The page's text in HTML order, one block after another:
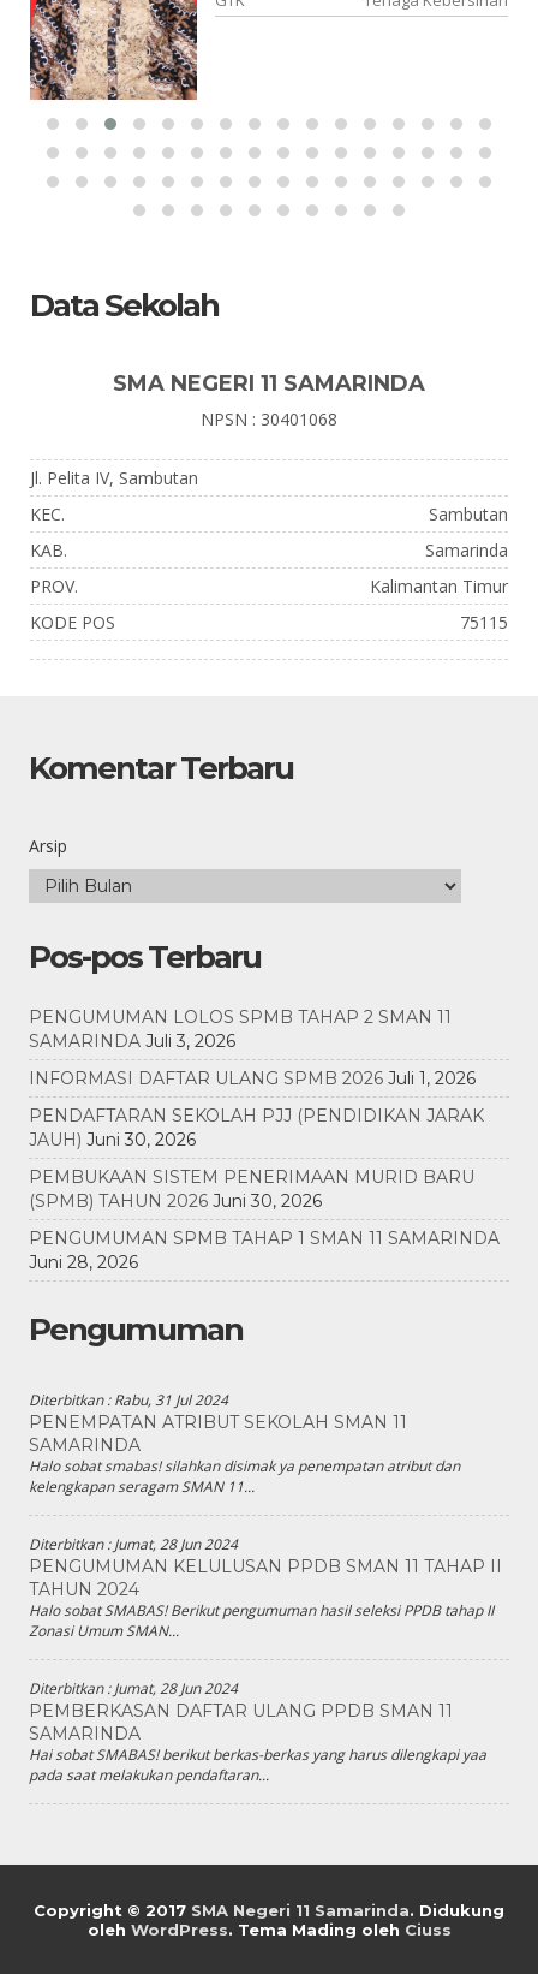
Data Sekolah
SMA NEGERI 11 SAMARINDA
NPSN : 30401068
Jl. Pelita IV, Sambutan
KEC.
Sambutan
KAB.
Samarinda
PROV.
Kalimantan Timur
KODE POS
75115
Komentar Terbaru
Arsip
Pos-pos Terbaru
PENGUMUMAN LOLOS SPMB TAHAP 2 SMAN 11
SAMARINDA Juli 3, 2026
INFORMASI DAFTAR ULANG SPMB 2026 Juli 1, 2026
PENDAFTARAN SEKOLAH PJJ (PENDIDIKAN JARAK
JAUH) Juni 30, 2026
PEMBUKAAN SISTEM PENERIMAAN MURID BARU
(SPMB) TAHUN 2026 Juni 30, 2026
PENGUMUMAN SPMB TAHAP 1 SMAN 11 SAMARINDA
Juni 28, 2026
Pengumuman
Diterbitkan :Rabu, 31 Jul 2024
PENEMPATAN ATRIBUT SEKOLAH SMAN 11
SAMARINDA
Halo sobat smabas! silahkan disimak ya penempatan atribut dan
kelengkapan seragam SMAN 11...
Diterbitkan :Jumat, 28 Jun 2024
PENGUMUMAN KELULUSAN PPDB SMAN 11 TAHAP II
TAHUN 2024
Halo sobat SMABAS! Berikut pengumuman hasil seleksi PPDB tahap II
Zonasi Umum SMAN...
Diterbitkan :Jumat, 28 Jun 2024
PEMBERKASAN DAFTAR ULANG PPDB SMAN 11
SAMARINDA
Hai sobat SMABAS! berikut berkas-berkas yang harus dilengkapi yaa
pada saat melakukan pendaftaran...
Copyright © 2017 SMA Negeri 11 Samarinda. Didukung
oleh WordPress. Tema Mading oleh Ciuss